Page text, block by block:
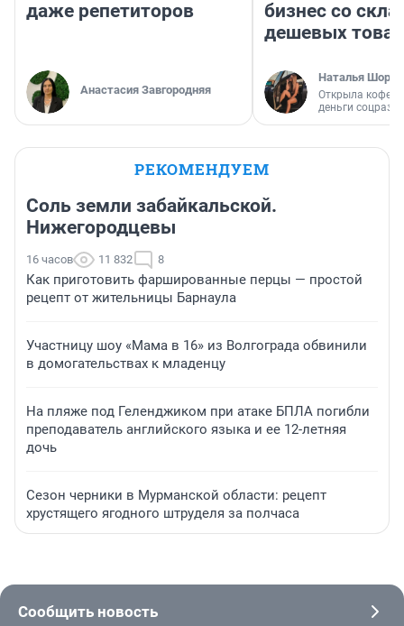
даже репетиторов
Анастасия Завгородняя
бизнес со
дешевых
Наталья
Открыла
деньги
РЕКОМЕНДУЕМ
Соль земли забайкальской.
Нижегородцевы
16 часов 11 832 8
Как приготовить фаршированные перцы — простой
рецепт от жительницы Барнаула
Участницу шоу «Мама в 16» из Волгограда обвинили
в домогательствах к младенцу
На пляже под Геленджиком при атаке БПЛА погибли
преподаватель английского языка и ее 12-летняя
дочь
Сезон черники в Мурманской области: рецепт
хрустящего ягодного штруделя за полчаса
Сообщить новость